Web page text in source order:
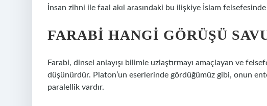
İnsan zihni ile faal akıl arasındaki bu ilişkiye İslam
FARABI HANGI GÖRÜŞÜ
Farabi, dinsel anlayışı bilimle uzlaştırmayı amaçlayan ve
düşünürdür. Platon’un eserlerinde gördüğümüz gibi, onun
paralellik vardır.